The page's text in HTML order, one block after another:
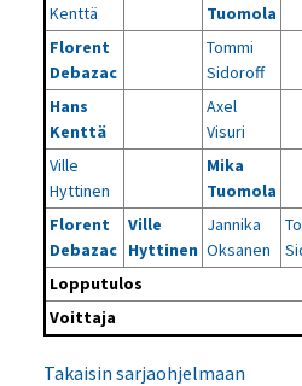
Kenttä
Tuomola
Florent
Debazac
Tommi
Sidoroff
Hans
Kenttä
Axel
Visuri
Ville
Hyttinen
Mika
Tuomola
Florent
Debazac
Ville
Hyttinen
Jannika
Oksanen
Lopputulos
Voittaja
Takaisin sarjaohjelmaan